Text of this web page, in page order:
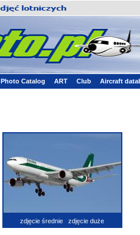
Photo Catalog ART Club Aircraft
zdjęcie średnie zdjęcie duże